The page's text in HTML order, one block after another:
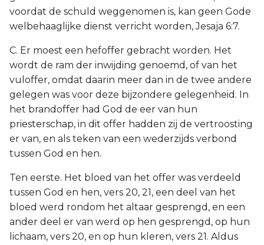
voordat de schuld weggenomen is, kan geen Gode
welbehaaglijke dienst verricht worden, Jesaja 6:7.
C. Er moest een hefoffer gebracht worden. Het
wordt de ram der inwijding genoemd, of van het
vuloffer, omdat daarin meer dan in de twee andere
gelegen was voor deze bijzondere gelegenheid. In
het brandoffer had God de eer van hun
priesterschap, in dit offer hadden zij de vertroosting
er van, en als teken van een wederzijds verbond
tussen God en hen.
Ten eerste. Het bloed van het offer was verdeeld
tussen God en hen, vers 20, 21, een deel van het
bloed werd rondom het altaar gesprengd, en een
ander deel er van werd op hen gesprengd, op hun
lichaam, vers 20, en op hun kleren, vers 21. Aldus